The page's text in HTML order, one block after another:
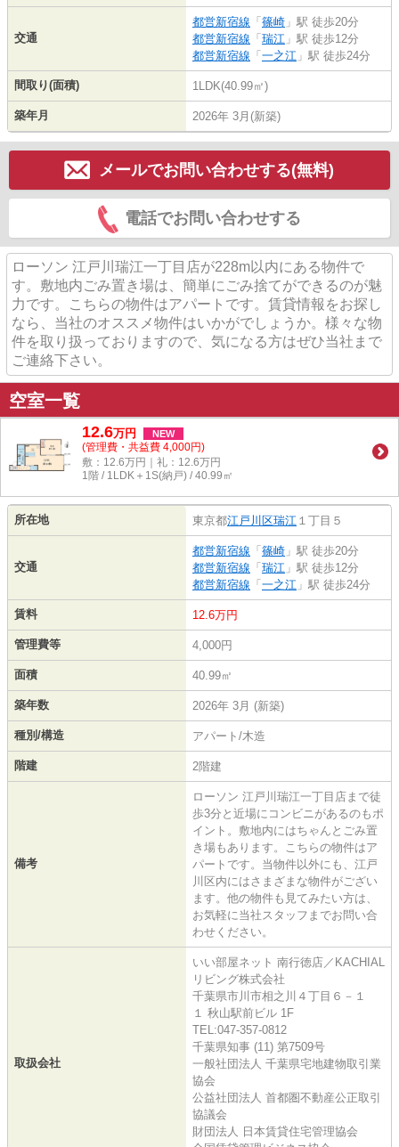
交通
都営新宿線 「 篠崎 」駅 徒歩20分
都営新宿線 「 瑞江 」駅 徒歩12分
都営新宿線 「 一之江 」駅 徒歩24分
間取り(面積) 1LDK(40.99㎡)
築年月 2026年 3月(新築)
メールでお問い合わせする(無料)
電話でお問い合わせする
ローソン 江戸川瑞江一丁目店が228m以内にある物件で
す。敷地内ごみ置き場は、簡単にごみ捨てができるのが魅
力です。こちらの物件はアパートです。賃貸情報をお探し
なら、当社のオススメ物件はいかがでしょうか。様々な物
件を取り扱っておりますので、気になる方はぜひ当社まで
ご連絡下さい。
空室一覧
12.6万円 NEW
(管理費・共益費 4,000円)
敷：12.6万円｜礼：12.6万円
1階 / 1LDK＋1S(納戸) / 40.99㎡
所在地 東京都江戸川区瑞江 １丁目５
交通
都営新宿線 「 篠崎 」駅 徒歩20分
都営新宿線 「 瑞江 」駅 徒歩12分
都営新宿線 「 一之江 」駅 徒歩24分
賃料 12.6万円
管理費等 4,000円
面積 40.99㎡
築年数 2026年 3月 (新築)
種別/構造 アパート/木造
階建 2階建
備考
ローソン 江戸川瑞江一丁目店まで徒
歩3分と近場にコンビニがあるのもポ
イント。敷地内にはちゃんとごみ置
き場もあります。こちらの物件はア
パートです。当物件以外にも、江戸
川区内にはさまざまな物件がござい
ます。他の物件も見てみたい方は、
お気軽に当社スタッフまでお問い合
わせください。
取扱会社
いい部屋ネット 南行徳店／KACHIAL
リビング株式会社
千葉県市川市相之川４丁目６－１
１ 秋山駅前ビル 1F
TEL:047-357-0812
千葉県知事 (11) 第7509号
一般社団法人 千葉県宅地建物取引業
協会
公益社団法人 首都圏不動産公正取引
協議会
財団法人 日本賃貸住宅管理協会